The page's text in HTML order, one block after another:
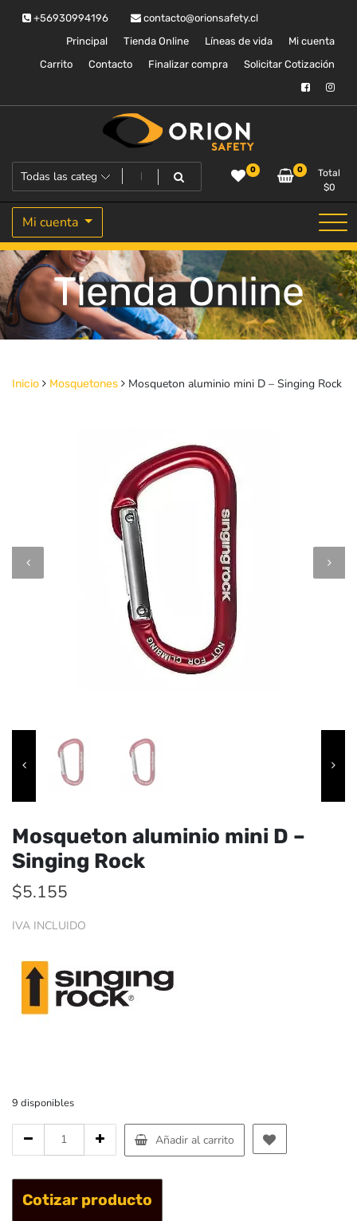
+56930994196
contacto@orionsafety.cl
Principal
Tienda Online Líneas de vida
Mi cuenta
Carrito
Contacto Finalizar compra Solicitar Cotización
Orion Safety
Equipos de proteccion personal 0 0
Total
$0
Mi cuenta
Tienda Online
Inicio Mosquetones Mosqueton aluminio mini D – Singing Rock
Mosqueton aluminio mini D –
Singing Rock
$5.155
IVA INCLUIDO
9 disponibles
aluminio
mini
Añadir al carrito
Cotizar producto